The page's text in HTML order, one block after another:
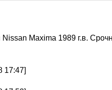
Маxima 1989 г.в.
17:47]